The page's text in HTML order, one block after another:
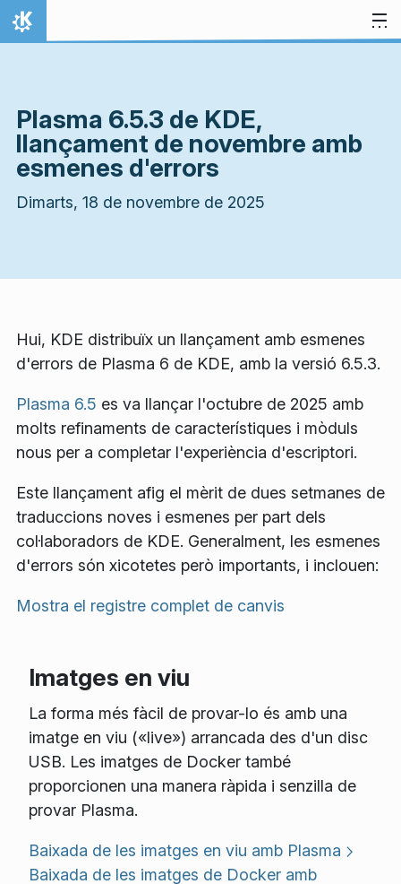
Salta fins al contingut
Inici
Plasma 6.5.3 de KDE,
llançament de novembre amb
esmenes d'errors
Dimarts, 18 de novembre de 2025
Hui, KDE distribuïx un llançament amb esmenes
d'errors de Plasma 6 de KDE, amb la versió 6.5.3.
Plasma 6.5 es va llançar l'octubre de 2025 amb
molts refinaments de característiques i mòduls
nous per a completar l'experiència d'escriptori.
Este llançament afig el mèrit de dues setmanes de
traduccions noves i esmenes per part dels
col·laboradors de KDE. Generalment, les esmenes
d'errors són xicotetes però importants, i inclouen:
Mostra el registre complet de canvis
Imatges en viu
La forma més fàcil de provar-lo és amb una
imatge en viu («live») arrancada des d'un disc
USB. Les imatges de Docker també
proporcionen una manera ràpida i senzilla de
provar Plasma.
Baixada de les imatges en viu amb Plasma
Baixada de les imatges de Docker amb